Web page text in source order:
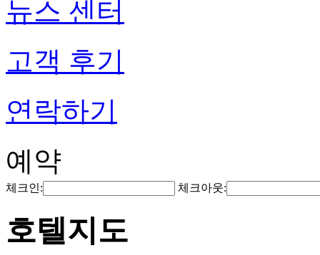
뉴스 센터
고객 후기
연락하기
예약
체크인: 체크아웃:
호텔지도